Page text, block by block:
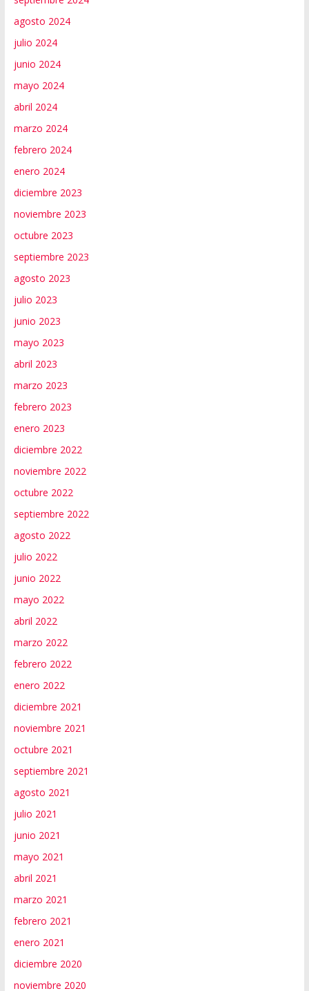
agosto 2024
julio 2024
junio 2024
mayo 2024
abril 2024
marzo 2024
febrero 2024
enero 2024
diciembre 2023
noviembre 2023
octubre 2023
septiembre 2023
agosto 2023
julio 2023
junio 2023
mayo 2023
abril 2023
marzo 2023
febrero 2023
enero 2023
diciembre 2022
noviembre 2022
octubre 2022
septiembre 2022
agosto 2022
julio 2022
junio 2022
mayo 2022
abril 2022
marzo 2022
febrero 2022
enero 2022
diciembre 2021
noviembre 2021
octubre 2021
septiembre 2021
agosto 2021
julio 2021
junio 2021
mayo 2021
abril 2021
marzo 2021
febrero 2021
enero 2021
diciembre 2020
noviembre 2020